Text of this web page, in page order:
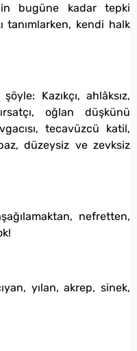
bugüne kadar tepki
tanımlarken, kendi halk
Kazıkçı, ahlâksız,
oğlan düşkünü
tecavüzcü katil,
düzeysiz ve zevksiz
nefretten,
yılan, akrep, sinek,